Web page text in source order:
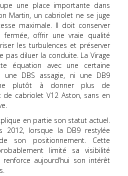
une place importante dans
Martin, un cabriolet ne se juge
maximale. Il doit conserver
offrir une vraie qualité
les turbulences et préserver
pas diluer la conduite. La Virage
équation avec une certaine
une DBS assagie, ni une DB9
plutôt à donner plus de
cabriolet V12 Aston, sans en
en partie son statut actuel.
2012, lorsque la DB9 restylée
son positionnement. Cette
limité sa visibilité
aujourd’hui son intérêt